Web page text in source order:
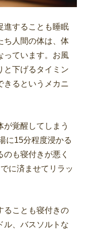
進することも睡眠
ち人間の体は、体
っています。お風
と下げるタイミン
きるというメカニ
が覚醒してしまう
に15分程度浸かる
も寝付きが悪く
に済ませてリラッ
ることも寝付きの
ル、バスソルトな